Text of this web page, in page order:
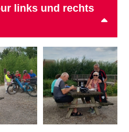
links und rechts